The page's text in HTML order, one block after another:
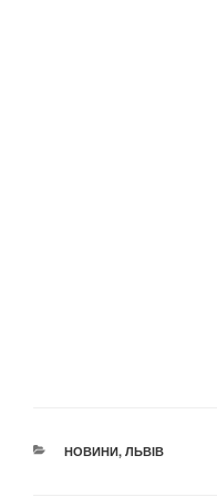
КАТЕГОРІЇ
НОВИНИ, ЛЬВІВ